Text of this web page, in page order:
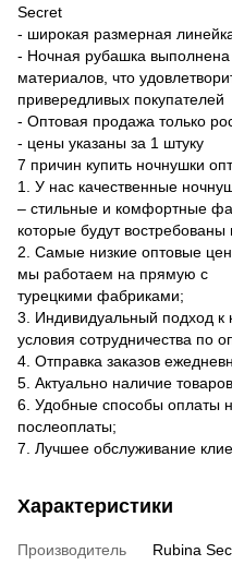
Secret
- широкая размерная
- Ночная рубашка выполнена
материалов, что
привередливых покупателей
- Оптовая продажа только
- цены указаны за 1 штуку
7 причин купить ночнушки
1. У нас качественные
– стильные и комфортные
которые будут востребованы
2. Самые низкие оптовые
мы работаем на прямую с
турецкими фабриками;
3. Индивидуальный подход к
условия сотрудничества по
4. Отправка заказов
5. Актуально наличие
6. Удобные способы оплаты
послеоплаты;
7. Лучшее обслуживание
Характеристики
Производитель
Rubina